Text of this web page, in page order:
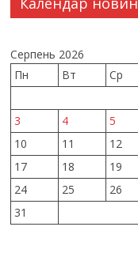
Серпень 2026
Пн
Вт Ср
3
4 5
10
11 12
17
18 19
24
25 26
31